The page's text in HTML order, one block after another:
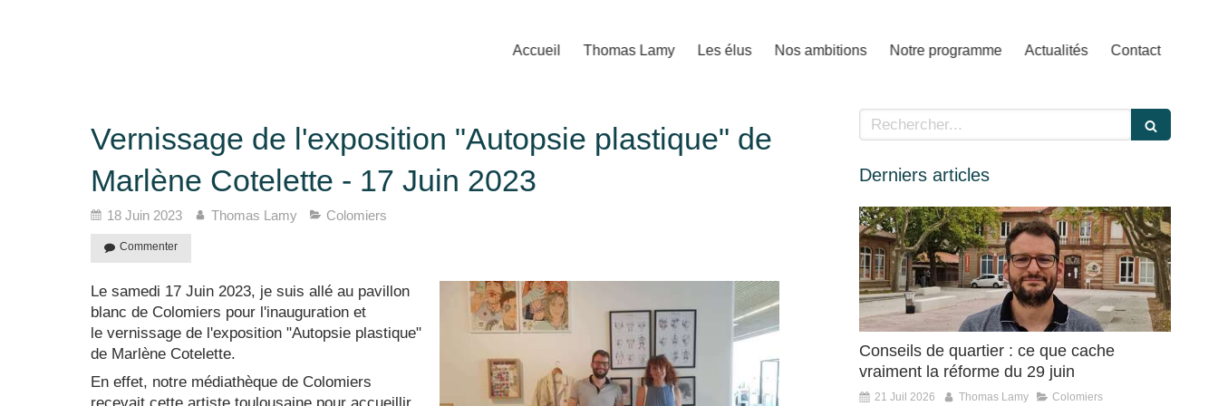
Accueil Thomas Lamy Les élus Nos ambitions Notre programme Actualités Contact
Vernissage de l'exposition "Autopsie plastique" de
Marlène Cotelette - 17 Juin 2023
18 Juin 2023 Thomas Lamy Colomiers
Commenter
Le samedi 17 Juin 2023, je suis allé au pavillon
blanc de Colomiers pour l'inauguration et
le vernissage de l'exposition "Autopsie plastique"
de Marlène Cotelette.
En effet, notre médiathèque de Colomiers
recevait cette artiste toulousaine pour accueillir
Rechercher
Derniers articles
Conseils de quartier : ce que cache
vraiment la réforme du 29 juin
21 Juil 2026 Thomas Lamy Colomiers